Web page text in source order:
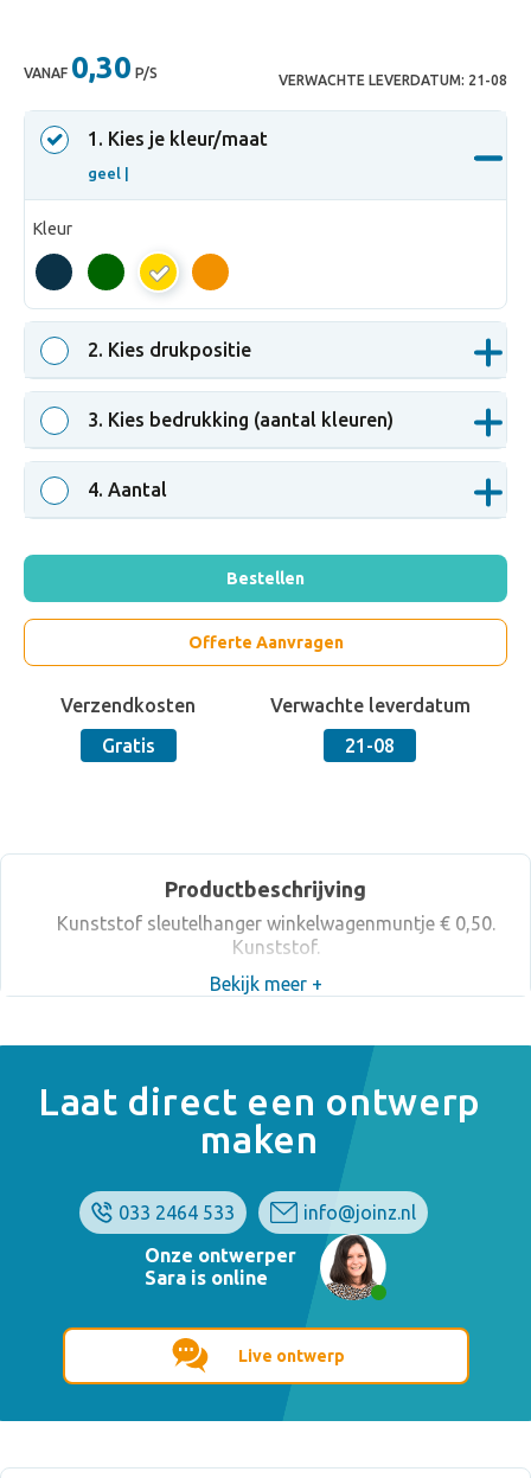
VANAF 0,30 P/S VERWACHTE LEVERDATUM: 21-08
1 . Kies je kleur/maat
geel |
Kleur
geel
2. Kies drukpositie
3. Kies bedrukking (aantal kleuren)
4. Aantal
Bestellen
Offerte Aanvragen
Verzendkosten
Gratis
Verwachte leverdatum
21-08
Productbeschrijving
Kunststof sleutelhanger winkelwagenmuntje € 0,50.
Kunststof.
Bekijk meer +
Laat direct een ontwerp
maken
033 2464 533
info@joinz.nl
Onze ontwerper
Sara is online
Live ontwerp